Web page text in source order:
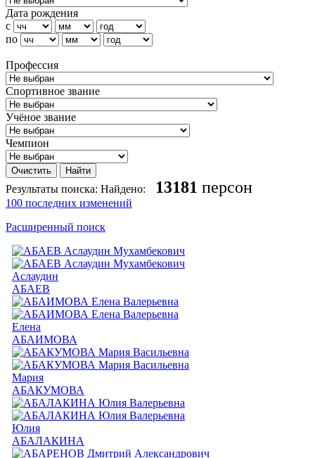
Дата рождения
с
по
Профессия
Спортивное звание
Учёное звание
Чемпион
Результаты поиска: Найдено: 13181 персон
100 последних изменений
Расширенный поиск
Аслаудин
АБАЕВ
Елена
АБАИМОВА
Мария
АБАКУМОВА
Юлия
АБАЛАКИНА